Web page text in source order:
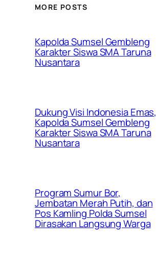
MORE POSTS
Kapolda Sumsel Gembleng
Karakter Siswa SMA Taruna
Nusantara
Dukung Visi Indonesia Emas,
Kapolda Sumsel Gembleng
Karakter Siswa SMA Taruna
Nusantara
Program Sumur Bor,
Jembatan Merah Putih, dan
Pos Kamling Polda Sumsel
Dirasakan Langsung Warga